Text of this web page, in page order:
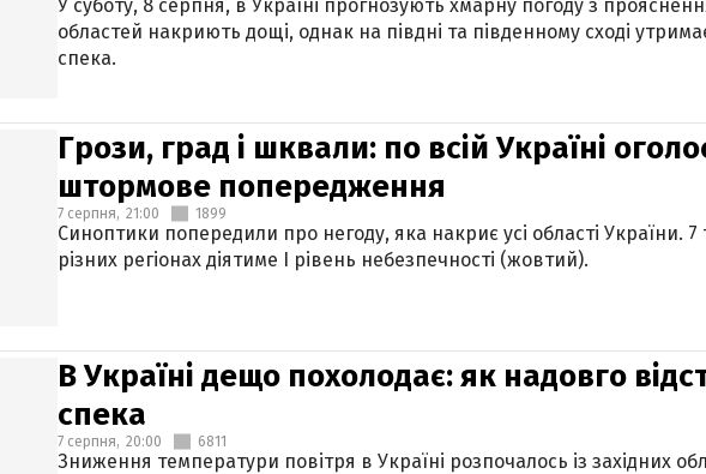
У суботу, 8 серпня, в Україні прогнозують хмарну погоду з
областей накриють дощі, однак на півдні та південному сході
спека.
Грози, град і шквали: по всій Україні
штормове попередження
7 серпня, 21:00 1899
Синоптики попередили про негоду, яка накриє усі області України. 7
різних регіонах діятиме І рівень небезпечності (жовтий).
В Україні дещо похолодає: як надовго
спека
7 серпня, 20:00 6811
Зниження температури повітря в Україні розпочалось із західних